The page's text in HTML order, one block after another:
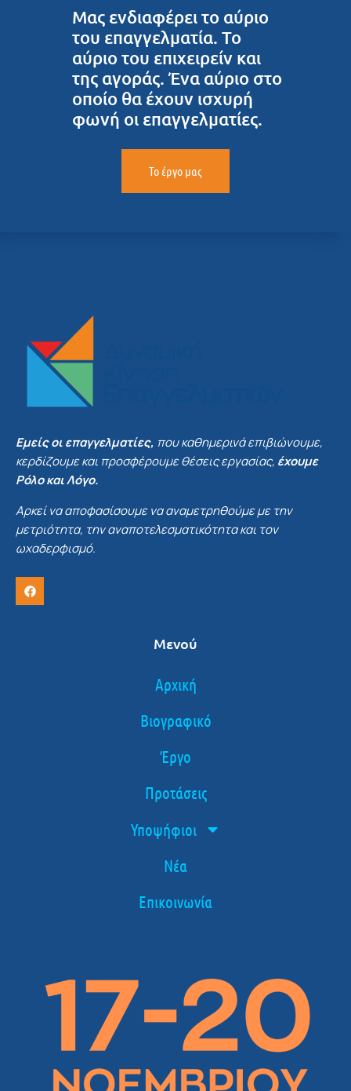
Μας ενδιαφέρει το αύριο
του επαγγελματία. Το
αύριο του επιχειρείν και
της αγοράς. Ένα αύριο στο
οποίο θα έχουν ισχυρή
φωνή οι επαγγελματίες.
Το έργο μας
Εμείς οι επαγγελματίες, που καθημερινά επιβιώνουμε,
κερδίζουμε και προσφέρουμε θέσεις εργασίας, έχουμε
Ρόλο και Λόγο.
Αρκεί να αποφασίσουμε να αναμετρηθούμε με την
μετριότητα, την αναποτελεσματικότητα και τον
ωχαδερφισμό.
Μενού
Αρχική
Βιογραφικό
Έργο
Προτάσεις
Υποψήφιοι
Νέα
Επικοινωνία